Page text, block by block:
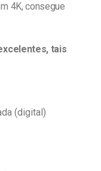
4K, consegue
tais
(digital)